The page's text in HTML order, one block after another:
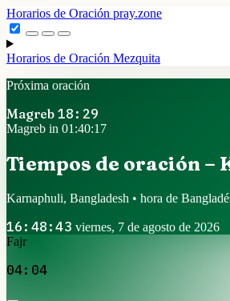
Horarios de Oración pray.zone
Horarios de Oración Mezquita
Próxima oración
Magreb 18:29
Magreb in 01:40:16
Tiempos de oración –
Karnaphuli, Bangladesh • hora de
16:48:44 viernes, 7 de agosto de 2026
Fajr
04:04